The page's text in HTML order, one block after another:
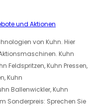
und Aktionen
von Kuhn. Hier
Kuhn
Feldspritzen, Kuhn Pressen,
Kuhn
Ballenwickler, Kuhn
Sonderpreis: Sprechen Sie